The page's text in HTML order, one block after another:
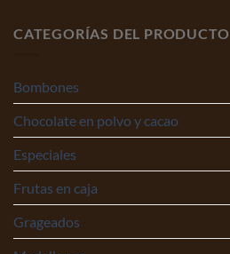
CATEGORÍAS DEL PRODUCTO
Bombones
Chocolate en polvo y cacao
Especiales
Frutas en caja
Grageados